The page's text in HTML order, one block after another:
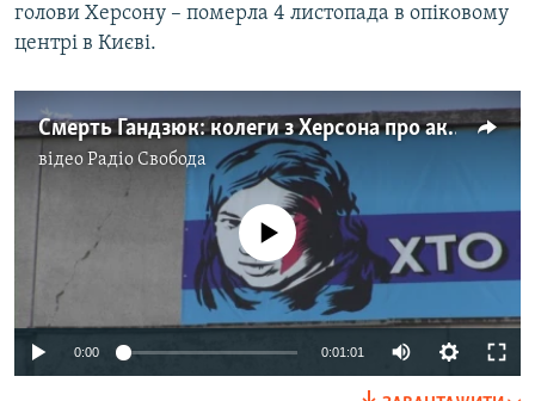
голови Херсону – померла 4 листопада в опіковому
центрі в Києві.
Смерть Гандзюк: колеги з Херсона про активістку
відеоРадіо Свобода
No media source currently available
0:00 0:01:01